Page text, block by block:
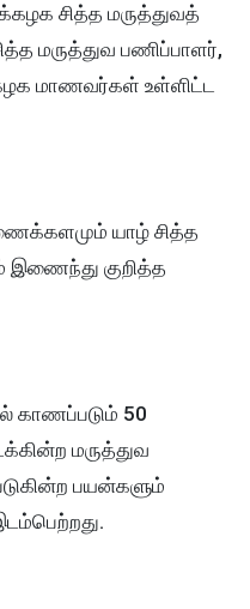
சித்த மருத்துவத்
மருத்துவ பணிப்பாளர்,
மாணவர்கள் உள்ளிட்ட
யாழ் சித்த
இணைந்து குறித்த
காணப்படும் 50
மருத்துவ
பயன்களும்